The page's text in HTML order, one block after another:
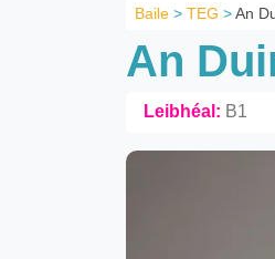
Baile > TEG >An
An
Leibhéal: B1